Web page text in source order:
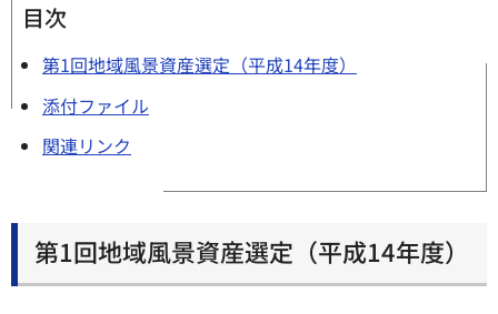
目次
第1回地域風景資産選定（平成14年度）
添付ファイル
関連リンク
第1回地域風景資産選定（平成14年度）